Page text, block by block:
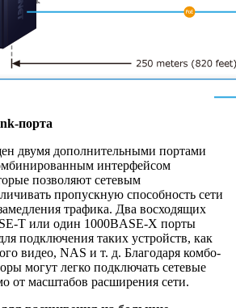
порта
двумя дополнительными портами
интерфейсом
позволяют сетевым
пропускную способность сети
трафика. Два восходящих
T или один 1000BASE-X порты
подключения таких устройств, как
видео, NAS и т. д. Благодаря комбо-
могут легко подключать сетевые
от масштабов расширения сети.